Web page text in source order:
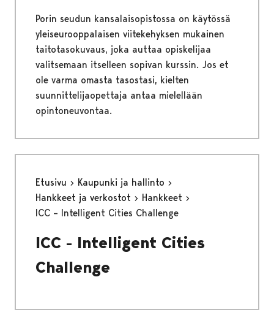
Porin seudun kansalaisopistossa on käytössä
yleiseurooppalaisen viitekehyksen mukainen
taitotasokuvaus, joka auttaa opiskelijaa
valitsemaan itselleen sopivan kurssin. Jos et
ole varma omasta tasostasi, kielten
suunnittelijaopettaja antaa mielellään
opintoneuvontaa.
Etusivu
Kaupunki ja hallinto
Hankkeet ja verkostot
Hankkeet
ICC – Intelligent Cities Challenge
ICC - Intelligent Cities
Challenge